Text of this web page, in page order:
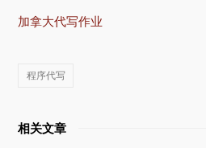
加拿大代写作业
程序代写
相关文章